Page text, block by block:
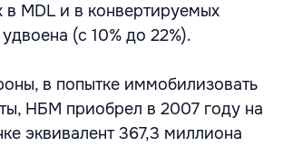
в MDL и в конвертируемых
(с 10% до 22%).
в попытке иммобилизовать
НБМ приобрел в 2007 году на
эквивалент 367,3 миллиона